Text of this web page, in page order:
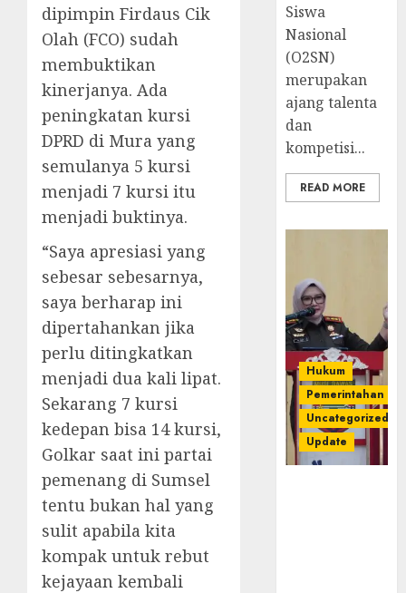
dipimpin Firdaus Cik
Olah (FCO) sudah
membuktikan
kinerjanya. Ada
peningkatan kursi
DPRD di Mura yang
semulanya 5 kursi
menjadi 7 kursi itu
menjadi buktinya.
“Saya apresiasi yang
sebesar sebesarnya,
saya berharap ini
dipertahankan jika
perlu ditingkatkan
menjadi dua kali lipat.
Sekarang 7 kursi
kedepan bisa 14 kursi,
Golkar saat ini partai
pemenang di Sumsel
tentu bukan hal yang
sulit apabila kita
kompak untuk rebut
kejayaan kembali
Siswa
Nasional
(O2SN)
merupakan
ajang talenta
dan
kompetisi...
READ MORE
Hukum
Pemerintahan
Uncategorized
Update